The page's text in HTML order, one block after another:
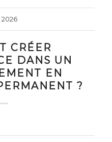
2026
CRÉER
DANS UN
EN
?